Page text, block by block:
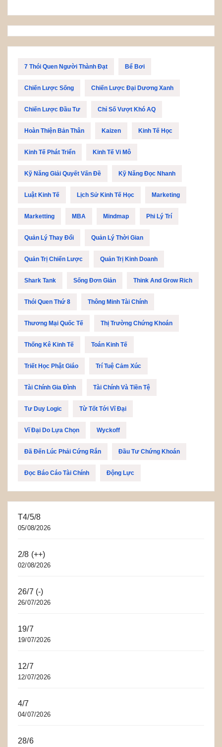
7 Thói Quen Người Thành Đạt Bể Bơi
Chiến Lược Sống Chiến Lược Đại Dương Xanh
Chiến Lược Đầu Tư Chỉ Số Vượt Khó AQ
Hoàn Thiện Bản Thân Kaizen Kinh Tế Học
Kinh Tế Phát Triển Kinh Tế Vi Mô
Kỹ Năng Giải Quyết Vấn Đề Kỹ Năng Đọc Nhanh
Luật Kinh Tế Lịch Sử Kinh Tế Học Marketing
Marketting MBA Mindmap Phi Lý Trí
Quản Lý Thay Đổi Quản Lý Thời Gian
Quản Trị Chiến Lược Quản Trị Kinh Doanh
Shark Tank Sống Đơn Giản Think And Grow Rich
Thói Quen Thứ 8 Thông Minh Tài Chính
Thương Mại Quốc Tế Thị Trường Chứng Khoán
Thống Kê Kinh Tế Toán Kinh Tế
Triết Học Phật Giáo Trí Tuệ Cảm Xúc
Tài Chính Gia Đình Tài Chính Và Tiền Tệ
Tư Duy Logic Từ Tốt Tới Vĩ Đại
Vĩ Đại Do Lựa Chọn Wyckoff
Đã Đến Lúc Phải Cứng Rắn Đầu Tư Chứng Khoán
Đọc Báo Cáo Tài Chính Động Lực
T4/5/8
05/08/2026
2/8 (++)
02/08/2026
26/7 (-)
26/07/2026
19/7
19/07/2026
12/7
12/07/2026
4/7
04/07/2026
28/6